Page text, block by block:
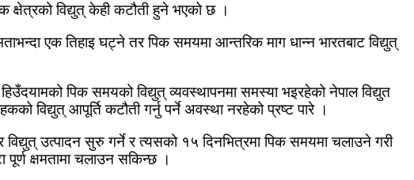
क्षेत्रको विद्युत् केही कटौती हुने भएको छ ।
एक तिहाइ घट्ने तर पिक समयमा आन्तरिक माग धान्न भारतबाट विद्युत्
पिक समयको विद्युत् व्यवस्थापनमा समस्या भइरहेको नेपाल विद्युत
विद्युत् आपूर्ति कटौती गर्नु पर्ने अवस्था नरहेको प्रष्ट पारे ।
उत्पादन सुरु गर्ने र त्यसको १५ दिनभित्रमा पिक समयमा चलाउने गरी
पूर्ण क्षमतामा चलाउन सकिन्छ ।